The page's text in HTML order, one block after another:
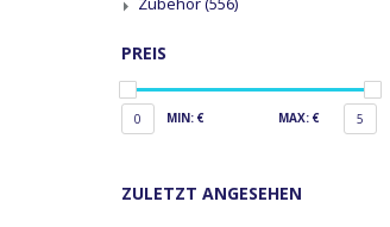
PREIS
0 MIN: € MAX: € 5
ZULETZT ANGESEHEN